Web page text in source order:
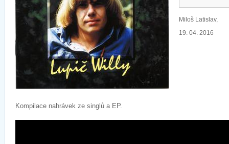
Miloš Latislav,
19. 04. 2016
Kompilace nahrávek ze singlů a EP.